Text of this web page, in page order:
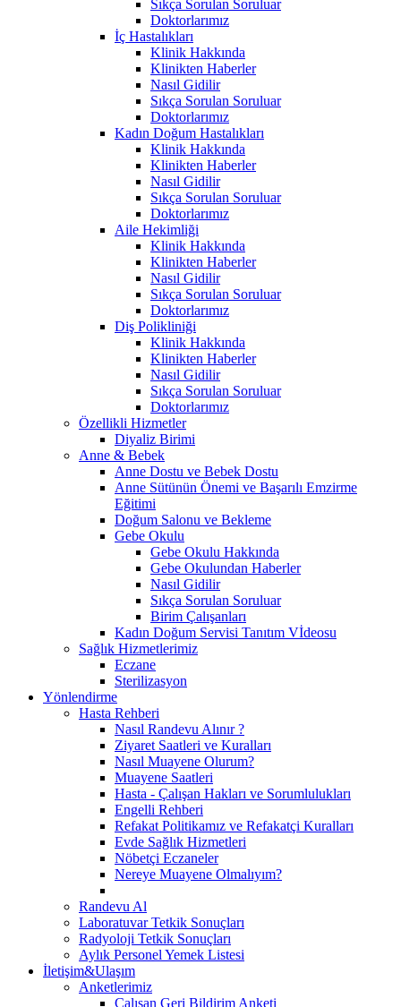
Sıkça Sorulan Soruluar
Doktorlarımız
İç Hastalıkları
Klinik Hakkında
Klinikten Haberler
Nasıl Gidilir
Sıkça Sorulan Soruluar
Doktorlarımız
Kadın Doğum Hastalıkları
Klinik Hakkında
Klinikten Haberler
Nasıl Gidilir
Sıkça Sorulan Soruluar
Doktorlarımız
Aile Hekimliği
Klinik Hakkında
Klinikten Haberler
Nasıl Gidilir
Sıkça Sorulan Soruluar
Doktorlarımız
Diş Polikliniği
Klinik Hakkında
Klinikten Haberler
Nasıl Gidilir
Sıkça Sorulan Soruluar
Doktorlarımız
Özellikli Hizmetler
Diyaliz Birimi
Anne & Bebek
Anne Dostu ve Bebek Dostu
Anne Sütünün Önemi ve Başarılı Emzirme
Eğitimi
Doğum Salonu ve Bekleme
Gebe Okulu
Gebe Okulu Hakkında
Gebe Okulundan Haberler
Nasıl Gidilir
Sıkça Sorulan Soruluar
Birim Çalışanları
Kadın Doğum Servisi Tanıtım Vİdeosu
Sağlık Hizmetlerimiz
Eczane
Sterilizasyon
Yönlendirme
Hasta Rehberi
Nasıl Randevu Alınır ?
Ziyaret Saatleri ve Kuralları
Nasıl Muayene Olurum?
Muayene Saatleri
Hasta - Çalışan Hakları ve Sorumlulukları
Engelli Rehberi
Refakat Politikamız ve Refakatçi Kuralları
Evde Sağlık Hizmetleri
Nöbetçi Eczaneler
Nereye Muayene Olmalıyım?
Randevu Al
Laboratuvar Tetkik Sonuçları
Radyoloji Tetkik Sonuçları
Aylık Personel Yemek Listesi
İletişim&Ulaşım
Anketlerimiz
Çalışan Geri Bildirim Anketi